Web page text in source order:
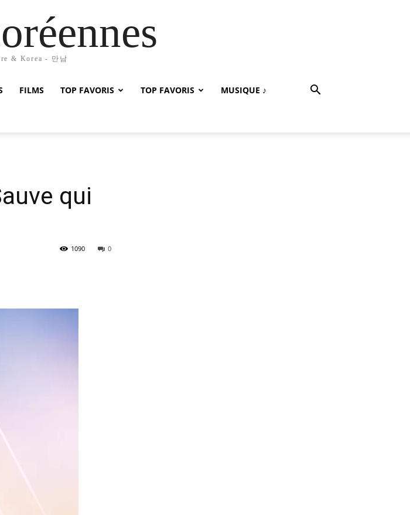
& Korea - 만남
FILMS TOP FAVORIS TOP FAVORIS MUSIQUE ♪
qui
0
1090